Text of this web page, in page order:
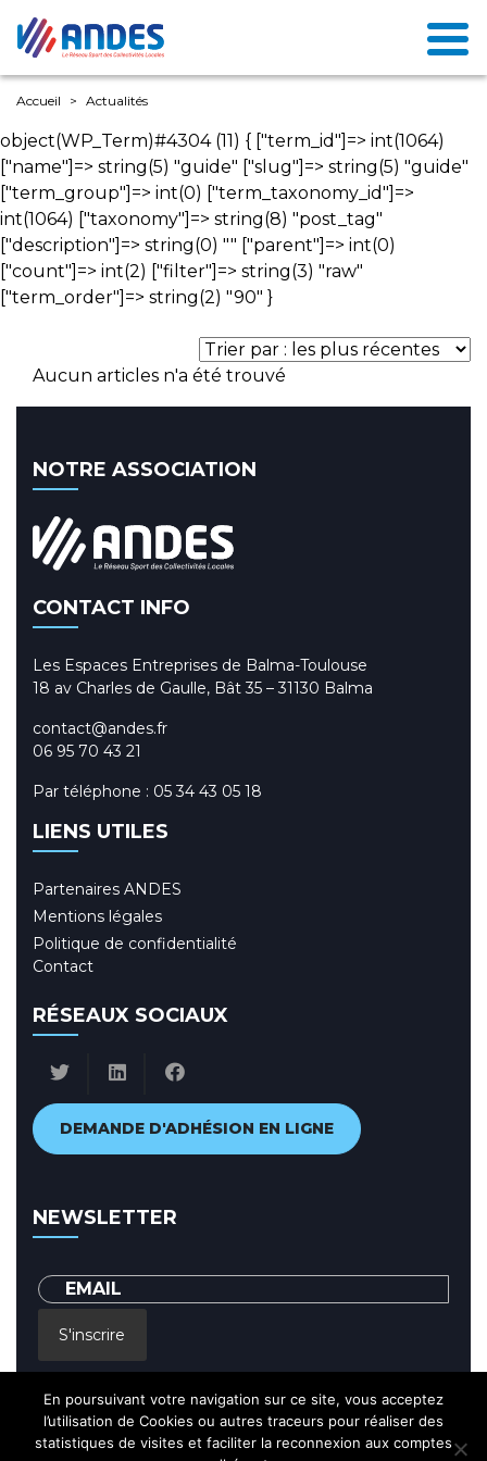
Accueil Actualités
object(WP_Term)#4304 (11) { ["term_id"]=> int(1064)
["name"]=> string(5) "guide" ["slug"]=> string(5) "guide"
["term_group"]=> int(0) ["term_taxonomy_id"]=>
int(1064) ["taxonomy"]=> string(8) "post_tag"
["description"]=> string(0) "" ["parent"]=> int(0)
["count"]=> int(2) ["filter"]=> string(3) "raw"
["term_order"]=> string(2) "90" }
Aucun articles n'a été trouvé
NOTRE ASSOCIATION
CONTACT INFO
Les Espaces Entreprises de Balma-Toulouse
18 av Charles de Gaulle, Bât 35 – 31130 Balma
contact@andes.fr
06 95 70 43 21
Par téléphone : 05 34 43 05 18
LIENS UTILES
Partenaires ANDES
Mentions légales
Politique de confidentialité
Contact
RÉSEAUX SOCIAUX
DEMANDE D'ADHÉSION EN LIGNE
NEWSLETTER
S'inscrire
En renseignant votre adresse email, vous acceptez de recevoir par
courrier electronique notre lettre d'information et vous prenez
connaissance de notre Politique de confidentialité
En poursuivant votre navigation sur ce site, vous acceptez
l’utilisation de Cookies ou autres traceurs pour réaliser des
statistiques de visites et faciliter la reconnexion aux comptes